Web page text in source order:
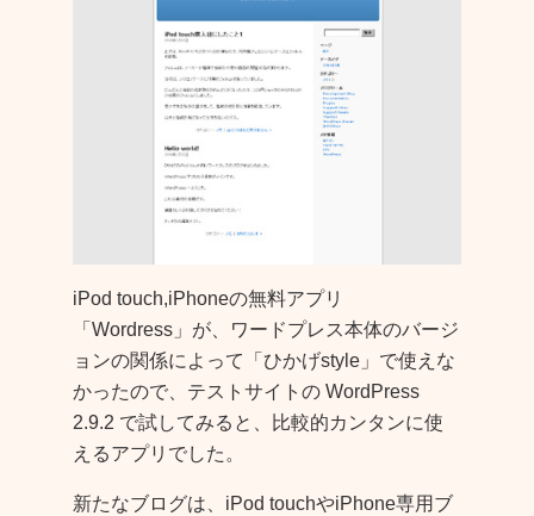
iPod touch,iPhoneの無料アプリ
「Wordress」が、ワードプレス本体のバージ
ョンの関係によって「ひかげstyle」で使えな
かったので、テストサイトの WordPress
2.9.2 で試してみると、比較的カンタンに使
えるアプリでした。
新たなブログは、iPod touchやiPhone専用ブ